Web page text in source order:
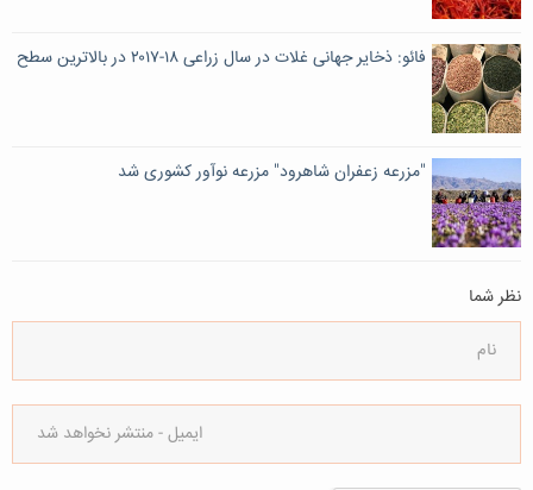
فائو: ذخایر جهانی غلات در سال زراعی ۱۸-۲۰۱۷ در بالاترین سطح
"مزرعه زعفران شاهرود" مزرعه نوآور کشوری شد
نظر شما